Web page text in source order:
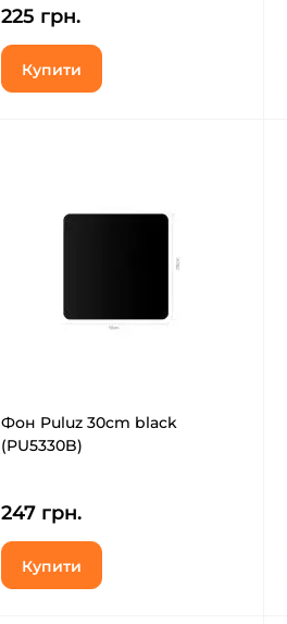
225 грн.
Купити
Фон Puluz 30cm black
(PU5330B)
247 грн.
Купити